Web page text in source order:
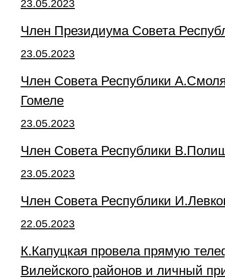
23.05.2023
Член Президиума Совета
23.05.2023
Член Совета Республики
Гомеле
23.05.2023
Член Совета Республики
23.05.2023
Член Совета Республики
22.05.2023
К.Капуцкая провела прямую
Вилейского районов и личный